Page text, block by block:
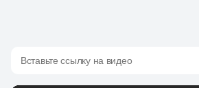
Вставьте ссылку на видео